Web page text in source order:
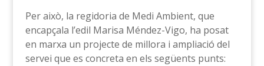
Per això, la regidoria de Medi Ambient, que
encapçala l’edil Marisa Méndez-Vigo, ha posat
en marxa un projecte de millora i ampliació del
servei que es concreta en els següents punts: